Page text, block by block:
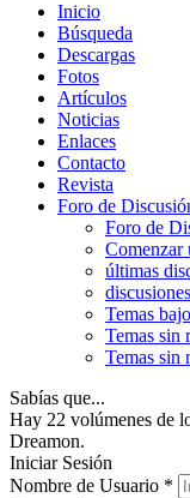
Inicio
Búsqueda
Descargas
Fotos
Artículos
Noticias
Enlaces
Contacto
Revista
Foro de
Foro de
Comenzar
últimas
Temas
Temas sin
Temas sin
Sabías que...
Hay 22 volúmenes de
Dreamon.
Iniciar Sesión
Nombre de Usuario *